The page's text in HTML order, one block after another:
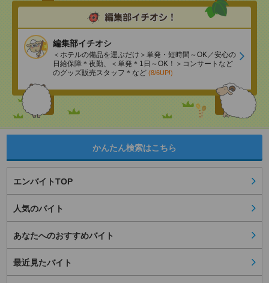
編集部イチオシ
＜ホテルの備品を運ぶだけ＞単発・短時間～OK／安心の
日給保障＊夜勤、＜単発＊1日～OK！＞コンサートなど
のグッズ販売スタッフ＊など (8/6UP!)
かんたん検索はこちら
エンバイトTOP
人気のバイト
あなたへのおすすめバイト
最近見たバイト